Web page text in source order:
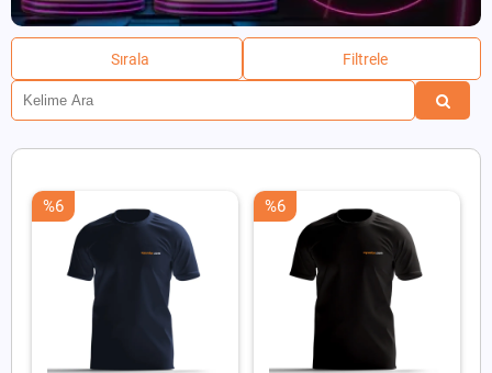
Sırala Filtrele
%6 %6